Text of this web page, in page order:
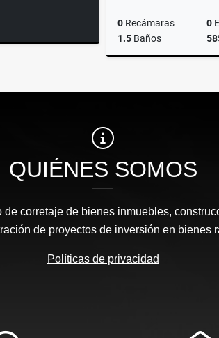
0 Recámaras 0
1.5 Baños
QUIÉNES SOMOS
corretaje de bienes inmuebles,
de proyectos de inversión en bienes
Políticas de privacidad